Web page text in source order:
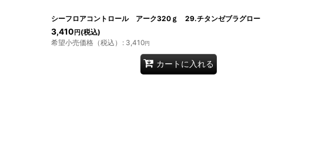
シーフロアコントロール アーク320ｇ 29.チタンゼブラグロー
3,410 円 (税込)
希望小売価格（税込） : 3,410円
カートに入れる